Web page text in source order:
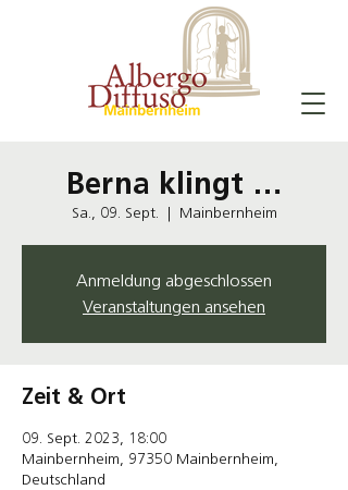
Berna klingt …
Sa., 09. Sept.
  |
Mainbernheim
Anmeldung abgeschlossen
Veranstaltungen ansehen
Zeit & Ort
09. Sept. 2023, 18:00
Mainbernheim, 97350 Mainbernheim,
Deutschland